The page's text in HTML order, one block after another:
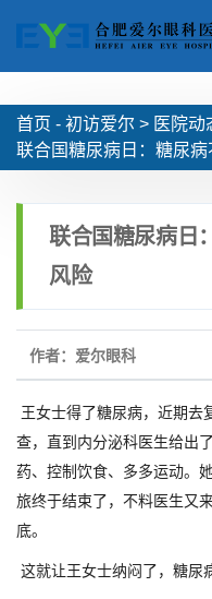
首页 - 初访爱尔 > 医院动
联合国糖尿病日：糖尿
联合国糖尿病日
风险
作者：爱尔眼科
王女士得了糖尿病，近期去
查，直到内分泌科医生给出
药、控制饮食、多多运动。
旅终于结束了，不料医生又
底。
这就让王女士纳闷了，糖尿